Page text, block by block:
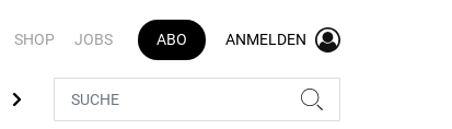
SHOP JOBS ABO ANMELDEN
AUTOMARKEN